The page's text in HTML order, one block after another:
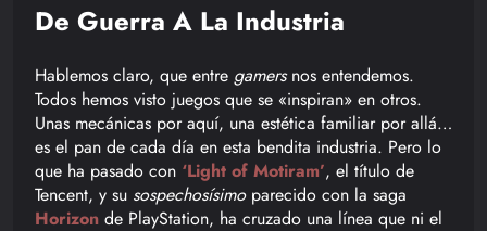
De Guerra A La Industria
Hablemos claro, que entre gamersnos entendemos.
Todos hemos visto juegos que se «inspiran» en otros.
Unas mecánicas por aquí, una estética familiar por allá…
es el pan de cada día en esta bendita industria. Pero lo
que ha pasado con ‘Light of Motiram’, el título de
Tencent, y su sospechosísimoparecido con la saga
Horizon de PlayStation, ha cruzado una línea que ni el